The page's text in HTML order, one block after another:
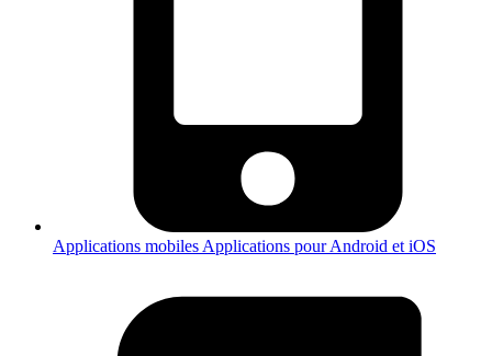
Applications mobiles Applications pour Android et iOS